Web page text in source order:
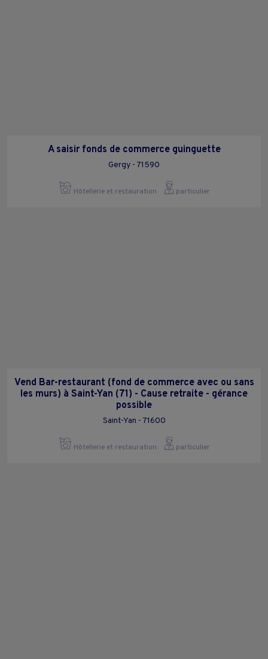
A saisir fonds de commerce guinguette
Gergy - 71590
Hôtellerie et restauration particulier
Vend Bar-restaurant (fond de commerce avec ou sans
les murs) à Saint-Yan (71) - Cause retraite - gérance
possible
Saint-Yan - 71600
Hôtellerie et restauration particulier